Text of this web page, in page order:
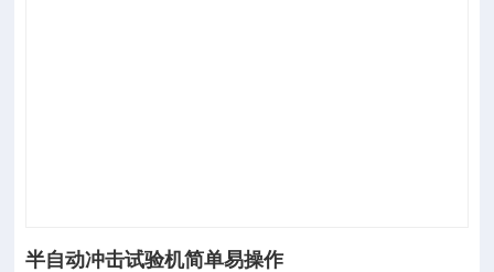
半自动冲击试验机简单易操作